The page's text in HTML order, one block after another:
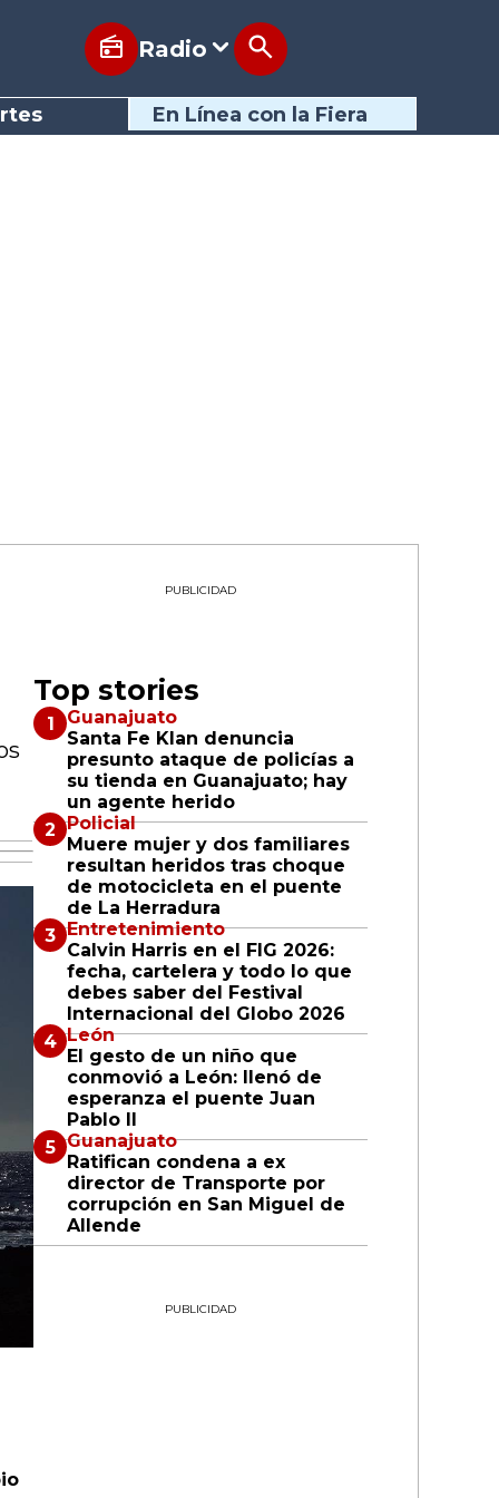
Radio
En Línea con la Fiera
PUBLICIDAD
Top stories
Guanajuato
Santa Fe Klan denuncia
presunto ataque de policías a
su tienda en Guanajuato; hay
un agente herido
Policial
Muere mujer y dos familiares
resultan heridos tras choque
de motocicleta en el puente
de La Herradura
Entretenimiento
Calvin Harris en el FIG 2026:
fecha, cartelera y todo lo que
debes saber del Festival
Internacional del Globo 2026
León
El gesto de un niño que
conmovió a León: llenó de
esperanza el puente Juan
Pablo II
Guanajuato
Ratifican condena a ex
director de Transporte por
corrupción en San Miguel de
Allende
PUBLICIDAD